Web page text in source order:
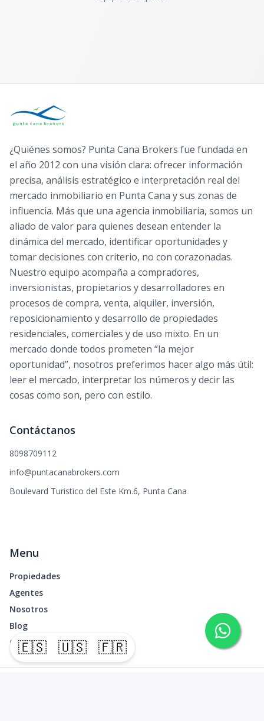
🇪🇸 🇺🇸 🇫🇷
¿Quiénes somos? Punta Cana Brokers fue fundada en
el año 2012 con una visión clara: ofrecer información
precisa, análisis estratégico e interpretación real del
mercado inmobiliario en Punta Cana y sus zonas de
influencia. Más que una agencia inmobiliaria, somos un
aliado de valor para quienes desean entender la
dinámica del mercado, identificar oportunidades y
tomar decisiones con criterio, no con corazonadas.
Nuestro equipo acompaña a compradores,
inversionistas, propietarios y desarrolladores en
procesos de compra, venta, alquiler, inversión,
reposicionamiento y desarrollo de propiedades
residenciales, comerciales y de uso mixto. En un
mercado donde todos prometen “la mejor
oportunidad”, nosotros preferimos hacer algo más útil:
leer el mercado, interpretar los números y decir las
cosas como son, pero con estilo.
Contáctanos
8098709112
info@puntacanabrokers.com
Boulevard Turistico del Este Km.6, Punta Cana
Menu
Propiedades
Agentes
Nosotros
Blog
Contacto